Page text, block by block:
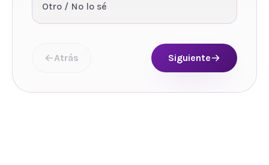
Otro / No lo sé
Atrás Siguiente